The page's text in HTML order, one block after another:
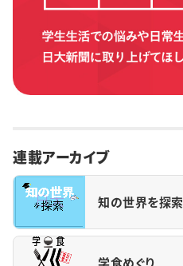
連載アーカイブ
知の世界を探索